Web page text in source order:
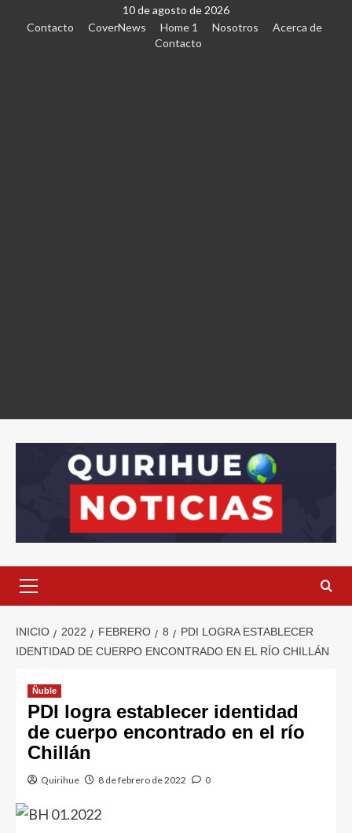
10 de agosto de 2026
Contacto
CoverNews Home 1 Nosotros
Acerca de
Contacto
INICIO 2022 FEBRERO 8
PDI LOGRA ESTABLECER
IDENTIDAD DE CUERPO ENCONTRADO EN EL RÍO CHILLÁN
Ñuble
PDI logra establecer identidad
de cuerpo encontrado en el río
Chillán
Quirihue 8 de febrero de 2022 0